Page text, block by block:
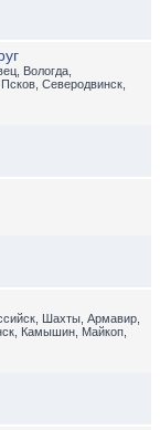
Вологда,
Северодвинск,
Шахты, Армавир,
Камышин, Майкоп,